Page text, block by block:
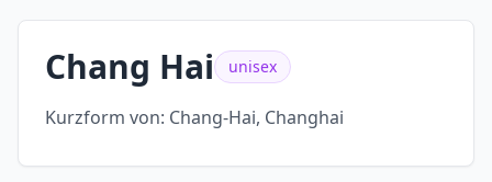
Chang Hai unisex
Kurzform von: Chang-Hai, Changhai